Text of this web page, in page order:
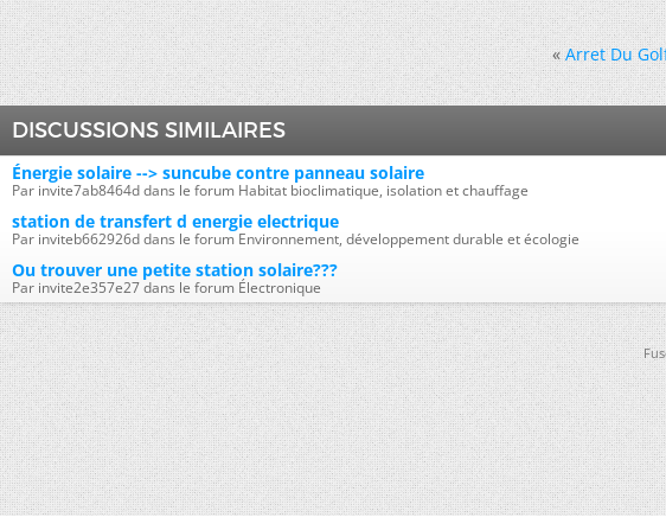
« Arret Du
DISCUSSIONS SIMILAIRES
Énergie solaire --> suncube contre panneau solaire
Par invite7ab8464d dans le forum Habitat bioclimatique, isolation et chauffage
station de transfert d energie electrique
Par inviteb662926d dans le forum Environnement, développement durable et écologie
Ou trouver une petite station solaire???
Par invite2e357e27 dans le forum Électronique